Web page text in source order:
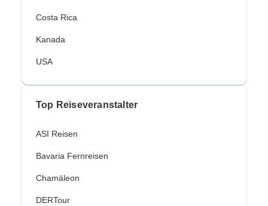
Costa Rica
Kanada
USA
Top Reiseveranstalter
ASI Reisen
Bavaria Fernreisen
Chamäleon
DERTour